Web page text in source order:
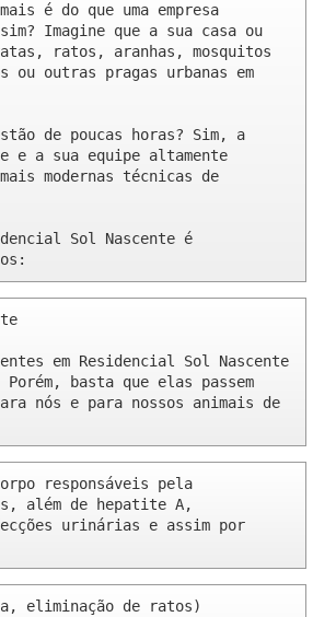
é do que uma empresa
Imagine que a sua casa ou
ratos, aranhas, mosquitos
ou outras pragas urbanas em
de poucas horas? Sim, a
e a sua equipe altamente
modernas técnicas de
Sol Nascente é
em Residencial Sol Nascente
basta que elas passem
nós e para nossos animais de
responsáveis pela
além de hepatite A,
urinárias e assim por
eliminação de ratos)